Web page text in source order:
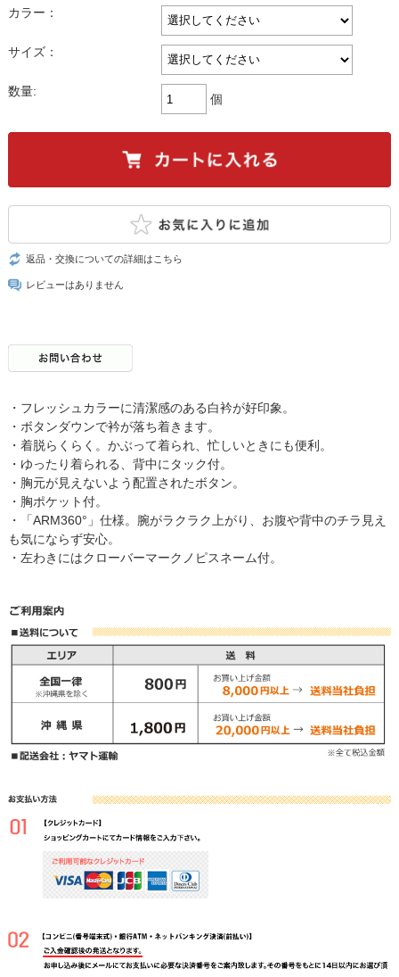
カラー：
サイズ：
数量:
個
返品・交換についての詳細はこちら
レビューはありません
・フレッシュカラーに清潔感のある白衿が好印象。
・ボタンダウンで衿が落ち着きます。
・着脱らくらく。かぶって着られ、忙しいときにも便利。
・ゆったり着られる、背中にタック付。
・胸元が見えないよう配置されたボタン。
・胸ポケット付。
・「ARM360°」仕様。腕がラクラク上がり、お腹や背中のチラ見え
も気にならず安心。
・左わきにはクローバーマークノピスネーム付。